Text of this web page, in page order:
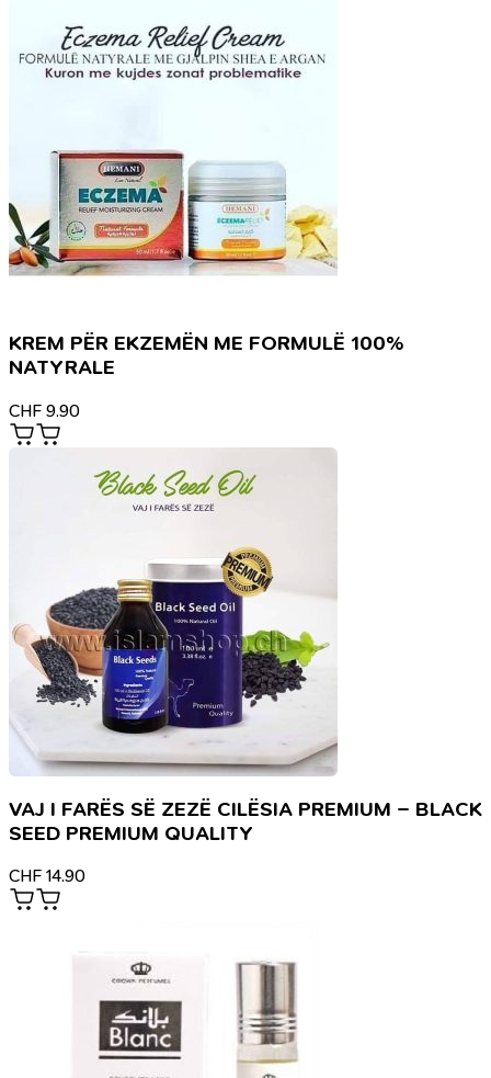
KREM PËR EKZEMËN ME FORMULË 100%
NATYRALE
CHF 9.90
VAJ I FARËS SË ZEZË CILËSIA PREMIUM – BLACK
SEED PREMIUM QUALITY
CHF 14.90